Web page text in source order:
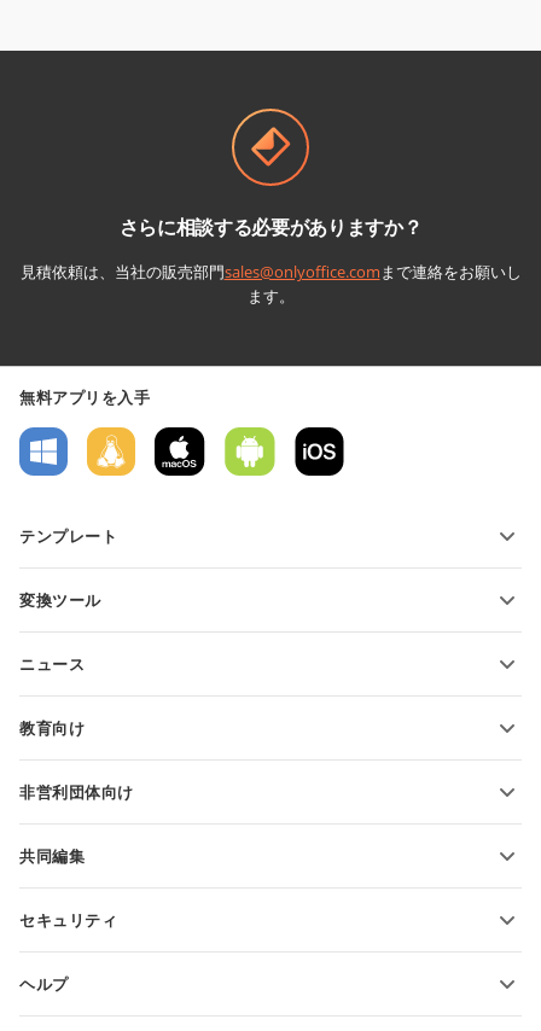
さらに相談する必要がありますか？
見積依頼は、当社の販売部門sales@onlyoffice.comまで連絡をお願いし
ます。
無料アプリを入手
テンプレート
テキスト文書テンプレート
変換ツール
スプレッドシートの変換
PDFの変換
ニュース
教育向け
教育関係者向け
非営利団体向け
無料アカウントをリクエスト
共同編集
翻訳者向け
セキュリティ
ヘルプ